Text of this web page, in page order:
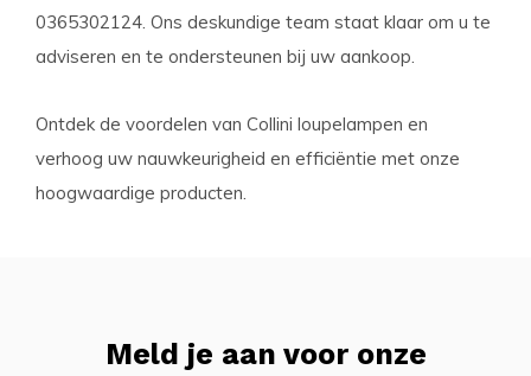
0365302124. Ons deskundige team staat klaar om u te
adviseren en te ondersteunen bij uw aankoop.
Ontdek de voordelen van Collini loupelampen en
verhoog uw nauwkeurigheid en efficiëntie met onze
hoogwaardige producten.
Meld je aan voor onze